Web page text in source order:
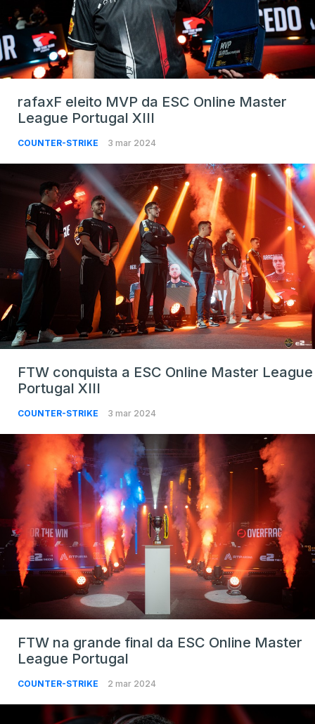
rafaxF eleito MVP da ESC Online Master
League Portugal XIII
COUNTER-STRIKE 3 mar 2024
FTW conquista a ESC Online Master League
Portugal XIII
COUNTER-STRIKE 3 mar 2024
FTW na grande final da ESC Online Master
League Portugal
COUNTER-STRIKE 2 mar 2024